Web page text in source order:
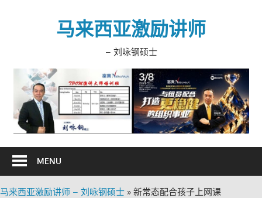
马来西亚激励讲师
– 刘咏钢硕士
MENU
马来西亚激励讲师 – 刘咏钢硕士 » 新常态配合孩子上网课